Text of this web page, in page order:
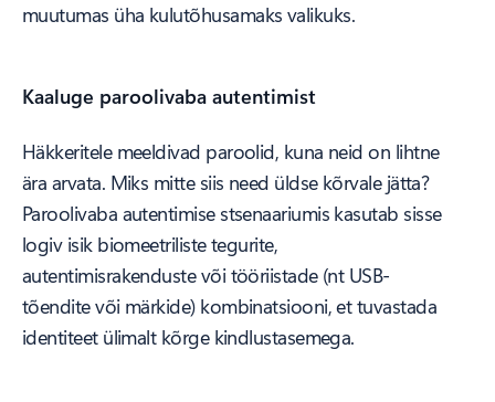
muutumas üha kulutõhusamaks valikuks.
Kaaluge paroolivaba autentimist
Häkkeritele meeldivad paroolid, kuna neid on lihtne
ära arvata. Miks mitte siis need üldse kõrvale jätta?
Paroolivaba autentimise stsenaariumis kasutab sisse
logiv isik biomeetriliste tegurite,
autentimisrakenduste või tööriistade (nt USB-
tõendite või märkide) kombinatsiooni, et tuvastada
identiteet ülimalt kõrge kindlustasemega.